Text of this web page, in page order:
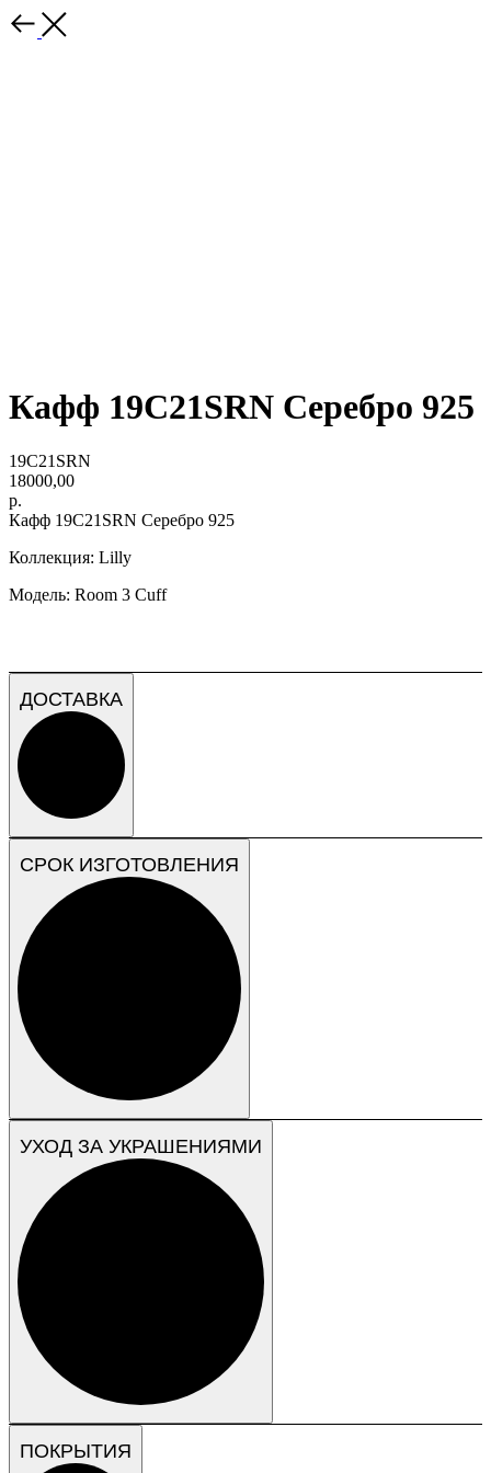
Кафф 19C21SRN Серебро 925
19C21SRN
18000,00
р.
Кафф 19C21SRN Серебро 925
Коллекция: Lilly
Модель: Room 3 Cuff
ДОСТАВКА
СРОК ИЗГОТОВЛЕНИЯ
УХОД ЗА УКРАШЕНИЯМИ
ПОКРЫТИЯ